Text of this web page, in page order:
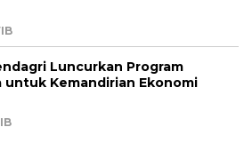
Luncurkan Program
untuk Kemandirian Ekonomi